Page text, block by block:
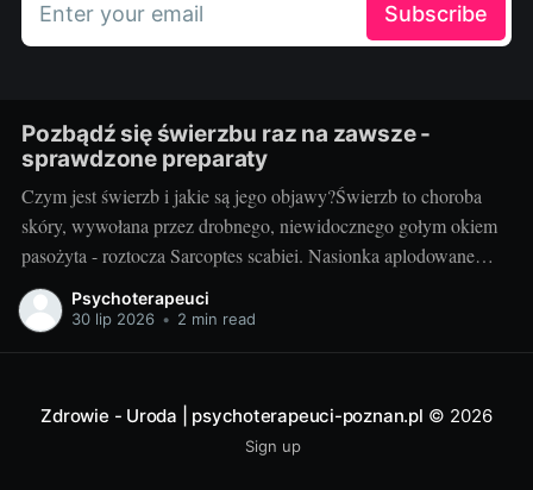
Enter your email Subscribe
Pozbądź się świerzbu raz na zawsze -
sprawdzone preparaty
Czym jest świerzb i jakie są jego objawy?Świerzb to choroba
skóry, wywołana przez drobnego, niewidocznego gołym okiem
pasożyta - roztocza Sarcoptes scabiei. Nasionka aplodowane
przez samicę roztocza prowadzą do rozwinięcia się typowych
objawów choroby: silnego swędzenia, wysypki skórnej oraz
Psychoterapeuci
30 lip 2026 • 2 min read
Zdrowie - Uroda | psychoterapeuci-poznan.pl © 2026
Sign up